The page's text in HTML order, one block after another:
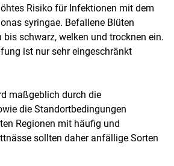
Risiko für Infektionen mit dem
syringae. Befallene Blüten
schwarz, welken und trocknen ein.
ist nur sehr eingeschränkt
maßgeblich durch die
die Standortbedingungen
Regionen mit häufig und
sollten daher anfällige Sorten